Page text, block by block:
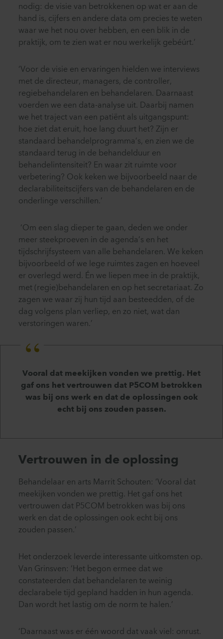
nodig: de visie van betrokkenen op wat er aan de
hand is, cijfers en andere data om precies te weten
waar we het nou over hebben, en een blik in de
praktijk, om te zien wat er nou werkelijk gebéúrt.’
‘Voor de visie en ervaringen hielden we interviews
met de directeur, managers, de controller,
regiebehandelaren en behandelaren. Daarnaast
voerden we een data-analyse uit. Daarbij namen
we het traject van een patiënt als uitgangspunt:
hoe ziet dat eruit, hoe lang duurt het? Zijn er
standaard behandelprogramma’s, en zien we de
standaard terug in de behandelduur en
behandelintensiteit? En waar zit ruimte voor
verbetering? Ook keken we bijvoorbeeld naar de
declarabiliteitscijfers van de behandelaren en de
onderlinge verschillen.’
‘Om een slag dieper te gaan, deden we onder
meer steekproeven in de agenda’s en het
tijdschrijfsysteem van alle behandelaren. We keken
bijvoorbeeld of we lege ruimtes zagen en hoeveel
er overlegd werd. Én we liepen mee in de praktijk,
met (regie)behandelaren en op het secretariaat. Zo
zagen we waar zij hun tijd aan besteedden, of de
dag volgens plan verliep, en zo niet, wat dan
verstoringen waren.’
Vooral dat meekijken vonden we prettig. Het
gaf ons het vertrouwen dat P5COM betrokken
was bij ons werk en dat de oplossingen ook
echt bij ons zouden passen.
Vertrouwen in de oplossing
Behandelaar en arts Marrit Schouten: ‘Vooral dat
meekijken vonden we prettig. Het gaf ons het
vertrouwen dat P5COM betrokken was bij ons
werk en dat de oplossingen ook echt bij ons
zouden passen.’
Het onderzoek leverde interessante uitkomsten op.
Van Grinsven: ‘Het begon ermee dat we
constateerden dat behandelaren te weinig
declarabele tijd gepland hadden in hun agenda.
Dan wordt het lastig om de norm te halen.’
‘Daarnaast was er één woord dat vaak viel: onrust.